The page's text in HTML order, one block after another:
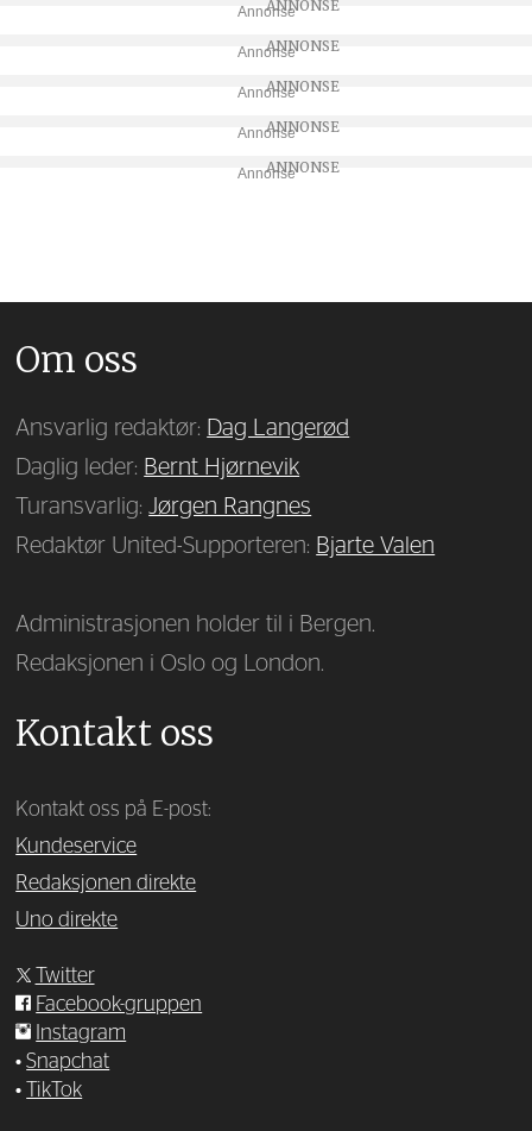
Annonse
Annonse
Annonse
Annonse
Annonse
Om oss
Ansvarlig redaktør: Dag Langerød
Daglig leder: Bernt Hjørnevik
Turansvarlig:Jørgen Rangnes
Redaktør United-Supporteren: Bjarte Valen
Administrasjonen holder til i Bergen.
Redaksjonen i Oslo og London.
Kontakt oss
Kontakt oss på E-post:
Kundeservice
Redaksjonen direkte
Uno direkte
Twitter
Facebook-gruppen
Instagram
•Snapchat
•
TikTok